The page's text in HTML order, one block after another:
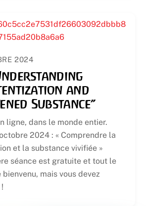
2024
and
Substance”
ligne, dans le monde entier.
2024 : « Comprendre la
et la substance vivifiée »
séance est gratuite et tout le
mais vous devez